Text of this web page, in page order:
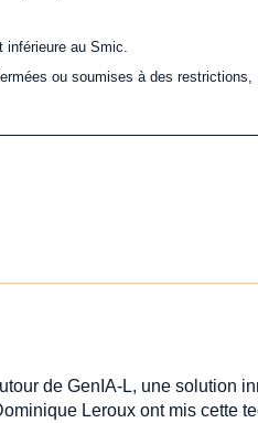
au Smic.
ou soumises à des restrictions,
de GenIA‑L, une solution
Leroux ont mis cette